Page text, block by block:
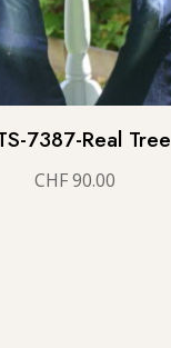
7387-Real Tree
CHF90.00